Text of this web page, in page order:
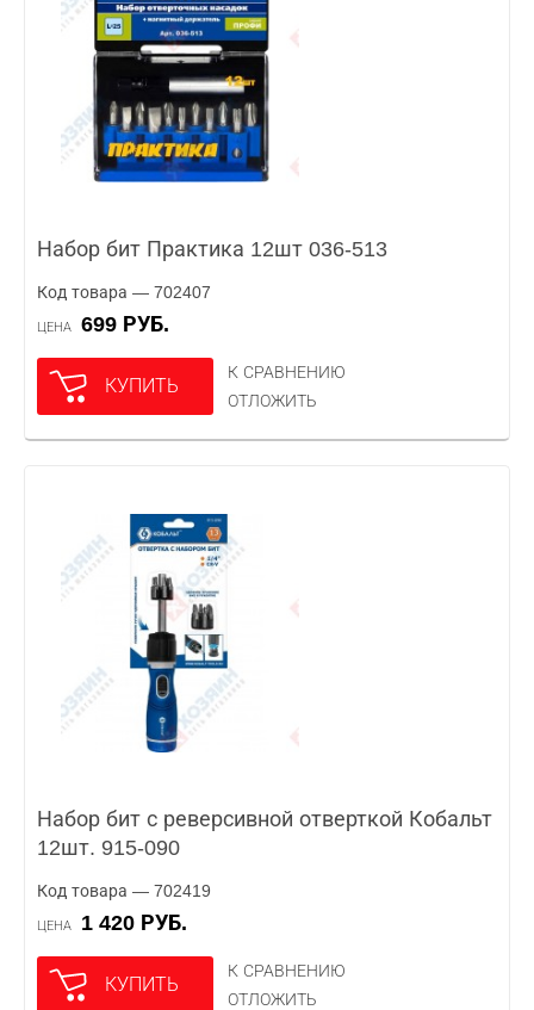
Набор бит Практика 12шт 036-513
Код товара — 702407
ЦЕНА 699 РУБ.
КУПИТЬ
К СРАВНЕНИЮ
ОТЛОЖИТЬ
Набор бит с реверсивной отверткой Кобальт
12шт. 915-090
Код товара — 702419
ЦЕНА 1 420 РУБ.
КУПИТЬ
К СРАВНЕНИЮ
ОТЛОЖИТЬ